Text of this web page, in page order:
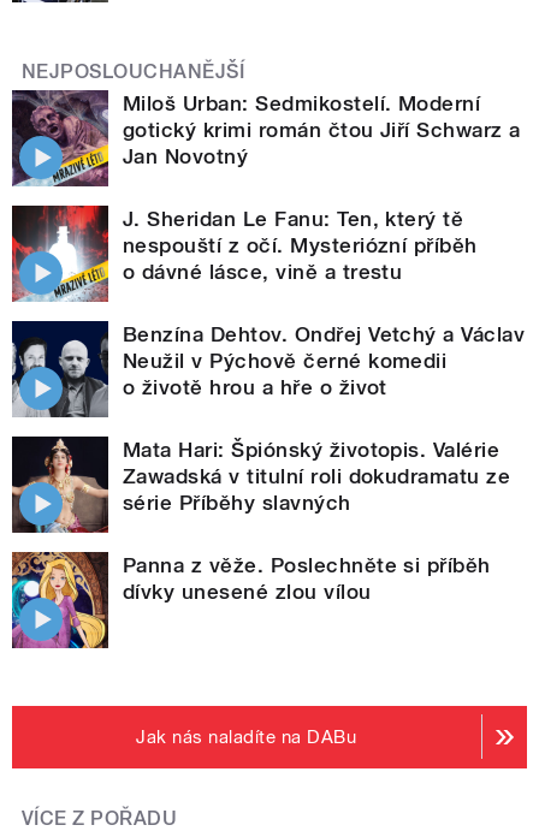
NEJPOSLOUCHANĚJŠÍ
Miloš Urban: Sedmikostelí. Moderní
gotický krimi román čtou Jiří Schwarz a
Jan Novotný
J. Sheridan Le Fanu: Ten, který tě
nespouští z očí. Mysteriózní příběh
o dávné lásce, vině a trestu
Benzína Dehtov. Ondřej Vetchý a Václav
Neužil v Pýchově černé komedii
o životě hrou a hře o život
Mata Hari: Špiónský životopis. Valérie
Zawadská v titulní roli dokudramatu ze
série Příběhy slavných
Panna z věže. Poslechněte si příběh
dívky unesené zlou vílou
Jak nás naladíte na DABu
VÍCE Z POŘADU